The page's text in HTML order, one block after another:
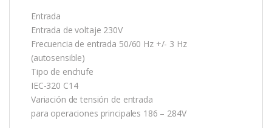
Entrada
Entrada de voltaje 230V
Frecuencia de entrada 50/60 Hz +/- 3 Hz
(autosensible)
Tipo de enchufe
IEC-320 C14
Variación de tensión de entrada
para operaciones principales 186 – 284V